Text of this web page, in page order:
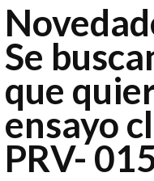
Se
que
ensayo
PRV-